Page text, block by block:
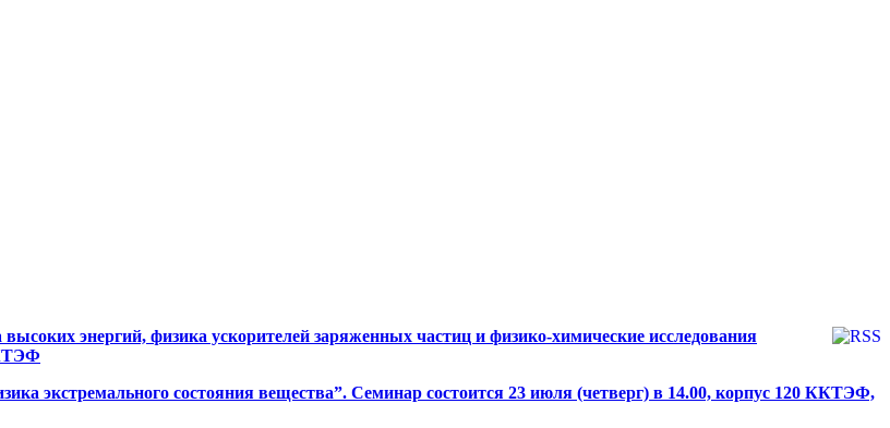
энергий, физика ускорителей заряженных частиц и физико-химические исследования
экстремального состояния вещества”. Семинар состоится 23 июля (четверг) в 14.00, корпус 120 ККТЭФ,